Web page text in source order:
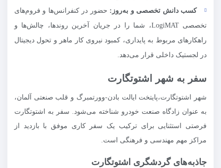
کسب دانش تخصصی و به‌روز: حضور در کنفرانس‌ها و فروم‌های
تخصصی LogiMAT، شما را در جریان آخرین روندها، چالش‌ها و
راهکارهای مربوط به پایداری، کمبود نیروی کار ماهر و تحول دیجیتال
در لجستیک داخلی قرار می‌دهد.
سفر به شهر اشتوتگارت
شهر اشتوتگارت،پایتخت ایالت بادن-وورتمبرگ و قلب صنعتی آلمان،
به عنوان زادگاه صنعت خودرو شناخته می‌شود. سفر به اشتوتگارت
فرصتی استثنایی برای ترکیب یک سفر کاری موفق با بازدید از
مراکز مهم مهندسی و فرهنگی است.
جاذبه‌های گردشگری اشتوتگارت